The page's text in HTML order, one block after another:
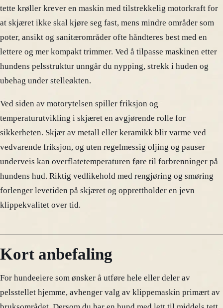
tette krøller krever en maskin med tilstrekkelig motorkraft for
at skjæret ikke skal kjøre seg fast, mens mindre områder som
poter, ansikt og sanitærområder ofte håndteres best med en
lettere og mer kompakt trimmer. Ved å tilpasse maskinen etter
hundens pelsstruktur unngår du nypping, strekk i huden og
ubehag under stelleøkten.
Ved siden av motorytelsen spiller friksjon og
temperaturutvikling i skjæret en avgjørende rolle for
sikkerheten. Skjær av metall eller keramikk blir varme ved
vedvarende friksjon, og uten regelmessig oljing og pauser
underveis kan overflatetemperaturen føre til forbrenninger på
hundens hud. Riktig vedlikehold med rengjøring og smøring
forlenger levetiden på skjæret og opprettholder en jevn
klippekvalitet over tid.
Kort anbefaling
For hundeeiere som ønsker å utføre hele eller deler av
pelsstellet hjemme, avhenger valg av klippemaskin primært av